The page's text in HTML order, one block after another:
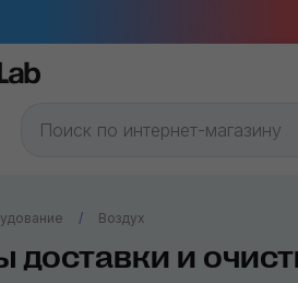
Воздух
доставки и